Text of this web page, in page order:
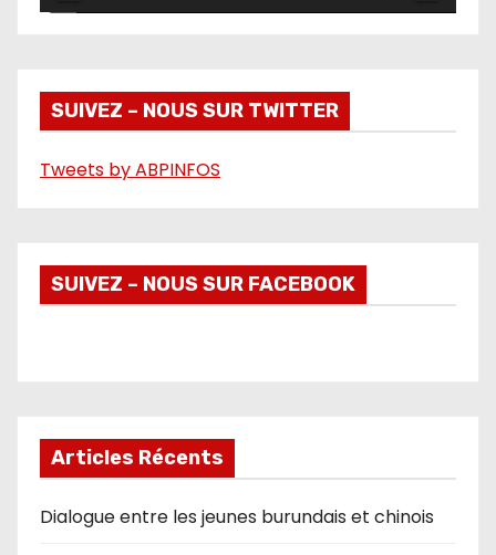
v
o
SUIVEZ – NOUS SUR TWITTER
Tweets by ABPINFOS
SUIVEZ – NOUS SUR FACEBOOK
Articles Récents
Dialogue entre les jeunes burundais et chinois